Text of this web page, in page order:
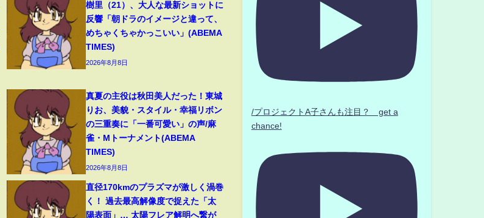
樹里（21）、大人な最新ショットに
反響「朝ドラのイメージと違って、
めちゃくちゃかっこいい」(ABEMA
TIMES)
2026年8月8日
真夏の主役は秋田美人だった！東城
りお、美貌・スタイル・幸福リボン
の三重奏に「一番可愛い」の声/麻
雀・Mトーナメント(ABEMA
TIMES)
2026年8月8日
直径170kmのプラズマが激しく渦巻
く！ 過去最高解像度で捉えた「太
陽表面」… 太陽フレア解明へ繋が
/プロジェクトA子さんも注目？ get a
chance!